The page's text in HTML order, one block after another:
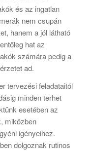
és az ingatlan
nem csupán
hanem a jól látható
hat az
számára pedig a
ad.
tervezési feladataitól
minden terhet
esetében az
miközben
igényeihez.
dolgoznak rutinos